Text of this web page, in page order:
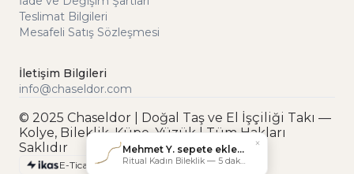
Teslimat Bilgileri
Mesafeli Satış Sözleşmesi
İletişim Bilgileri
info@chaseldor.com
© 2025 Chaseldor | Doğal Taş ve El İşçiliği Takı —
Kolye, Bileklik, Küpe, Yüzük | Tüm Hakları
Saklıdır
E-Ticaret Altyapısı ile Hazırlanmıştır.
Mehmet Y. sepete ekledi ×